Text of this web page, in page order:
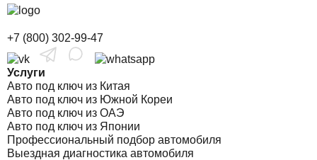
+7 (800) 302-99-47
Услуги
Авто под ключ из Китая
Авто под ключ из Южной Кореи
Авто под ключ из ОАЭ
Авто под ключ из Японии
Профессиональный подбор автомобиля
Выездная диагностика автомобиля